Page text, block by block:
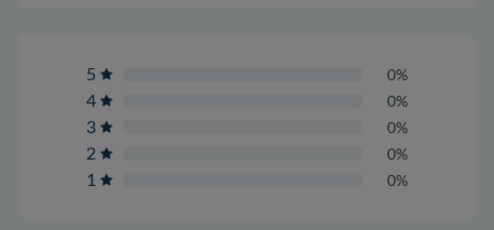
5 0%
4 0%
3 0%
2 0%
1 0%